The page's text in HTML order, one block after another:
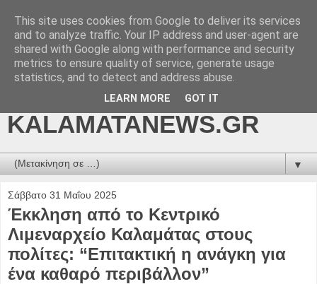
kalamatanews.gr -
ΜΕΣΣΗΝΙΑΚΑ ΝΕΑ
ONLINE-
KALAMATANEWS.GR
▼
Σάββατο 31 Μαΐου 2025
Έκκληση από το Κεντρικό
Λιμεναρχείο Καλαμάτας στους
πολίτες: “Επιτακτική η ανάγκη για
ένα καθαρό περιβάλλον”
This site uses cookies from Google to deliver its services
and to analyze traffic. Your IP address and user-agent are
shared with Google along with performance and security
metrics to ensure quality of service, generate usage
statistics, and to detect and address abuse.
LEARN MORE GOT IT